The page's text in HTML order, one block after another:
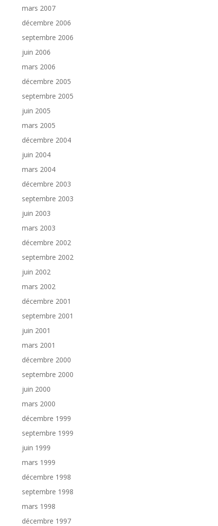
mars 2007
décembre 2006
septembre 2006
juin 2006
mars 2006
décembre 2005
septembre 2005
juin 2005
mars 2005
décembre 2004
juin 2004
mars 2004
décembre 2003
septembre 2003
juin 2003
mars 2003
décembre 2002
septembre 2002
juin 2002
mars 2002
décembre 2001
septembre 2001
juin 2001
mars 2001
décembre 2000
septembre 2000
juin 2000
mars 2000
décembre 1999
septembre 1999
juin 1999
mars 1999
décembre 1998
septembre 1998
mars 1998
décembre 1997